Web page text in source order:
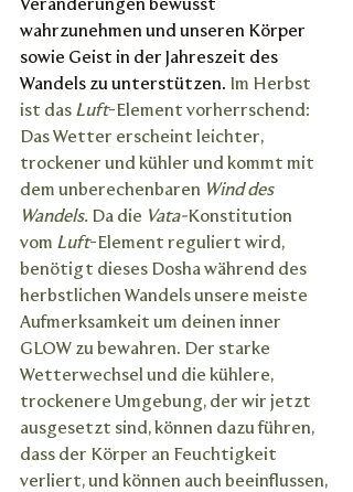
Veränderungen bewusst
wahrzunehmen und unseren Körper
sowie Geist in der Jahreszeit des
Wandels zu unterstützen. Im Herbst
ist das Luft-Element vorherrschend:
Das Wetter erscheint leichter,
trockener und kühler und kommt mit
dem unberechenbaren Wind des
Wandels. Da die Vata-Konstitution
vom Luft-Element reguliert wird,
benötigt dieses Dosha während des
herbstlichen Wandels unsere meiste
Aufmerksamkeit um deinen inner
GLOW zu bewahren. Der starke
Wetterwechsel und die kühlere,
trockenere Umgebung, der wir jetzt
ausgesetzt sind, können dazu führen,
dass der Körper an Feuchtigkeit
verliert, und können auch beeinflussen,